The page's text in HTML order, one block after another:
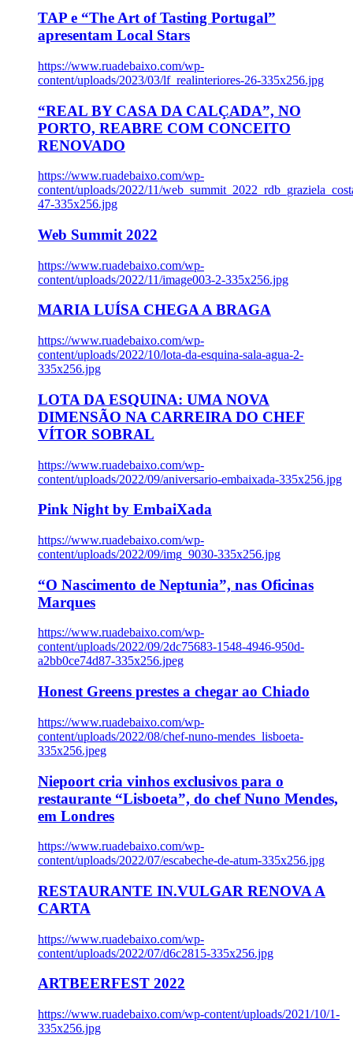
TAP e “The Art of Tasting Portugal”
apresentam Local Stars
https://www.ruadebaixo.com/wp-
content/uploads/2023/03/lf_realinteriores-26-335x256.jpg
“REAL BY CASA DA CALÇADA”, NO
PORTO, REABRE COM CONCEITO
RENOVADO
https://www.ruadebaixo.com/wp-
content/uploads/2022/11/
47-335x256.jpg
Web Summit 2022
https://www.ruadebaixo.com/wp-
content/uploads/2022/11/image003-2-335x256.jpg
MARIA LUÍSA CHEGA A BRAGA
https://www.ruadebaixo.com/wp-
content/uploads/2022/10/lota-da-esquina-sala-agua-2-
335x256.jpg
LOTA DA ESQUINA: UMA NOVA
DIMENSÃO NA CARREIRA DO CHEF
VÍTOR SOBRAL
https://www.ruadebaixo.com/wp-
content/uploads/2022/09/aniversario-embaixada-335x256.jpg
Pink Night by EmbaiXada
https://www.ruadebaixo.com/wp-
content/uploads/2022/09/img_9030-335x256.jpg
“O Nascimento de Neptunia”, nas Oficinas
Marques
https://www.ruadebaixo.com/wp-
content/uploads/2022/09/2dc75683-1548-4946-950d-
a2bb0ce74d87-335x256.jpeg
Honest Greens prestes a chegar ao Chiado
https://www.ruadebaixo.com/wp-
content/uploads/2022/08/chef-nuno-mendes_lisboeta-
335x256.jpeg
Niepoort cria vinhos exclusivos para o
restaurante “Lisboeta”, do chef Nuno Mendes,
em Londres
https://www.ruadebaixo.com/wp-
content/uploads/2022/07/escabeche-de-atum-335x256.jpg
RESTAURANTE IN.VULGAR RENOVA A
CARTA
https://www.ruadebaixo.com/wp-
content/uploads/2022/07/d6c2815-335x256.jpg
ARTBEERFEST 2022
https://www.ruadebaixo.com/wp-content/uploads/2021/10/1-
335x256.jpg